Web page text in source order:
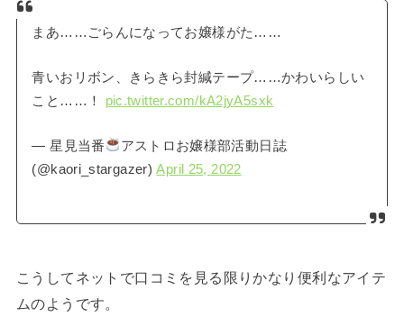
まあ……ごらんになってお嬢様がた……
青いおリボン、きらきら封緘テープ……かわいらしい
こと……！ pic.twitter.com/kA2jyA5sxk
— 星見当番
アストロお嬢様部活動日誌
(@kaori_stargazer)April 25, 2022
こうしてネットで口コミを見る限りかなり便利なアイテ
ムのようです。